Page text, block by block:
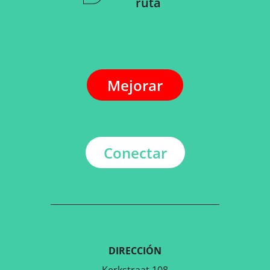
Mejorar
Conectar
DIRECCIÓN